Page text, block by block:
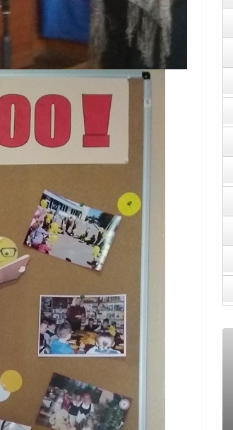
НОВИНИ
Уповноважений
Верховної Ради
України з прав людини
проводить опитування
щодо реалізації права